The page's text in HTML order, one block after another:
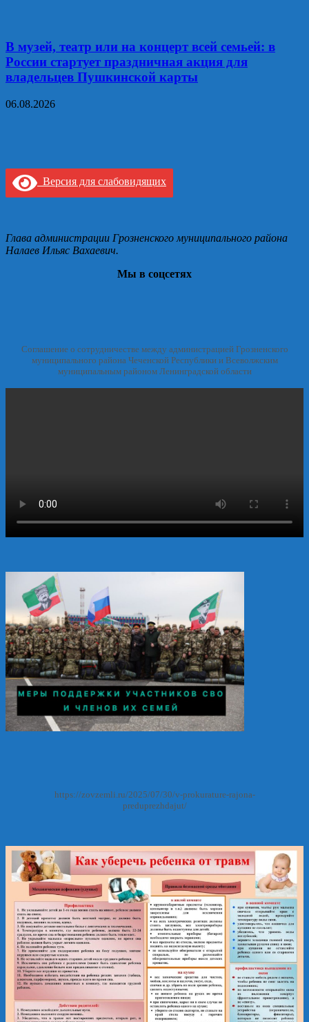
В музей, театр или на концерт всей семьей: в
России стартует праздничная акция для
владельцев Пушкинской карты
06.08.2026
Версия для слабовидящих
Глава администрации Грозненского муниципального района
Налаев Ильяс Вахаевич.
Мы в соцсетях
Соглашение о сотрудничестве между администрацией Грозненского
муниципального района Чеченской Республики и Всеволжским
муниципальным районом Ленинградской области
https://zovzemli.ru/2025/07/30/v-prokurature-rajona-
preduprezhdajut/